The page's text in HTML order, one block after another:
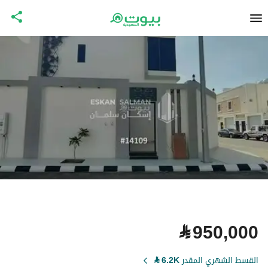
⃁950,000
القسط الشهري المقدر6.2K
⃁